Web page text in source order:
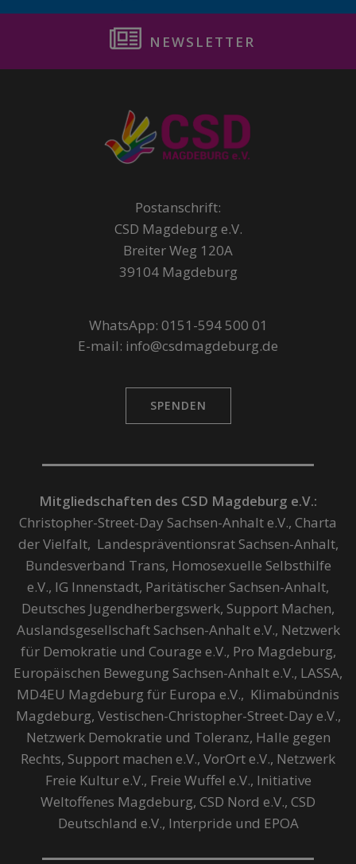
NEWSLETTER
Postanschrift:
CSD Magdeburg e.V.
Breiter Weg 120A
39104 Magdeburg
WhatsApp: 0151-594 500 01
E-mail: info@csdmagdeburg.de
SPENDEN
Mitgliedschaften des CSD Magdeburg e.V.:
Christopher-Street-Day Sachsen-Anhalt e.V., Charta
der Vielfalt, Landespräventionsrat Sachsen-Anhalt,
Bundesverband Trans, Homosexuelle Selbsthilfe
e.V., IG Innenstadt, Paritätischer Sachsen-Anhalt,
Deutsches Jugendherbergswerk, Support Machen,
Auslandsgesellschaft Sachsen-Anhalt e.V., Netzwerk
für Demokratie und Courage e.V., Pro Magdeburg,
Europäischen Bewegung Sachsen-Anhalt e.V., LASSA,
MD4EU Magdeburg für Europa e.V., Klimabündnis
Magdeburg, Vestischen-Christopher-Street-Day e.V.,
Netzwerk Demokratie und Toleranz, Halle gegen
Rechts, Support machen e.V., VorOrt e.V., Netzwerk
Freie Kultur e.V., Freie Wuffel e.V., Initiative
Weltoffenes Magdeburg, CSD Nord e.V., CSD
Deutschland e.V., Interpride und EPOA